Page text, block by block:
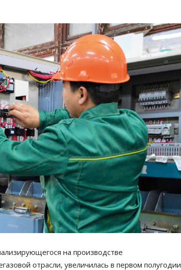
на производстве
отрасли, увеличилась в первом полугодии